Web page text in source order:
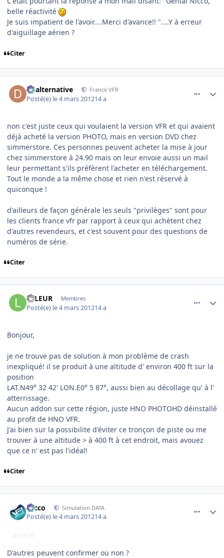
belle réactivité
Je suis impatient de l'avoir....Merci d'avance!! "....Y à erreur
d'aiguillage aérien ?
Citer
dbalternative France VFR
Posté(e) le 4 mars 201214 a
non c'est juste ceux qui voulaient la version VFR et qui avaient
déjà acheté la version PHOTO, mais en version DVD chez
simmerstore. Ces personnes peuvent acheter la mise à jour
chez simmerstore à 24.90 mais on leur envoie aussi un mail
leur permettant s'ils préfèrent l'acheter en téléchargement.
Tout le monde a la même chose et rien n'est réservé à
quiconque !
d'ailleurs de façon générale les seuls "privilèges" sont pour
les clients france vfr par rapport à ceux qui achètent chez
d'autres revendeurs, et c'est souvent pour des questions de
numéros de série.
Citer
LFLEUR Membres
Posté(e) le 4 mars 201214 a
Bonjour,
je ne trouve pas de solution à mon problème de crash
inexpliqué! il se produit à une altitude d' environ 400 ft sur la
position
LAT.N49° 32 42' LON.E0° 5 87°, aussi bien au décollage qu' à l'
atterrissage.
Aucun addon sur cette région, juste HNO PHOTOHD déinstallé
au profit de HNO VFR.
J'ai bien sur la possibilite d'éviter ce tronçon de piste ou me
trouver à une altitude > à 400 ft à cet endroit, mais avouez
que ce n' est pas l'idéal!
Citer
Nicco Simulation DATA
Posté(e) le 4 mars 201214 a
AUTEUR
D'autres peuvent confirmer ou non ?